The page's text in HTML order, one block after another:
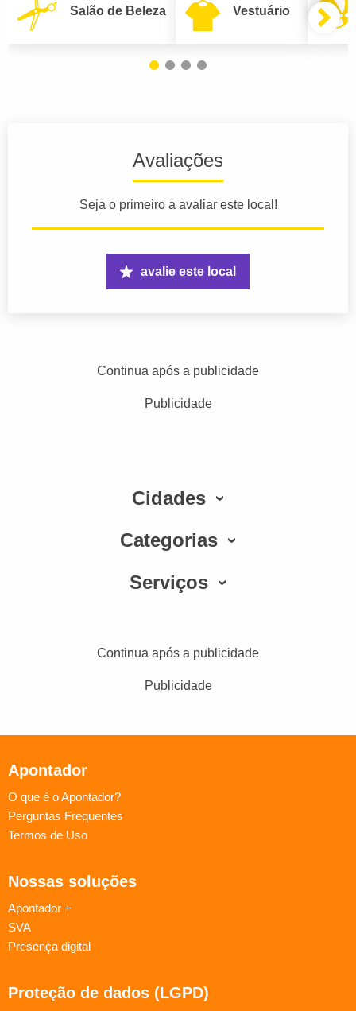
Salão de Beleza Vestuário
Avaliações
Seja o primeiro a avaliar este local!
avalie este local
Continua após a publicidade
Publicidade
Cidades
Categorias
Serviços
Continua após a publicidade
Publicidade
Apontador
O que é o Apontador?
Perguntas Frequentes
Termos de Uso
Nossas soluções
Apontador +
SVA
Presença digital
Proteção de dados (LGPD)